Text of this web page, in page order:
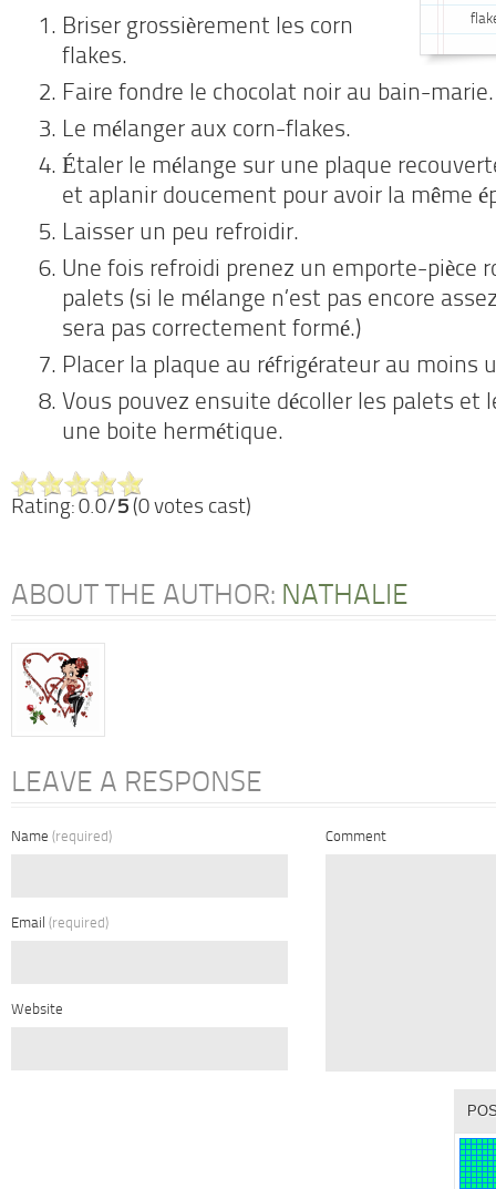
Briser grossièrement les corn
flakes.
Faire fondre le chocolat noir au bain-marie.
Le mélanger aux corn-flakes.
Étaler le mélange sur une plaque
et aplanir doucement pour avoir la même
Laisser un peu refroidir.
Une fois refroidi prenez un emporte-pièce
palets (si le mélange n’est pas encore
sera pas correctement formé.)
Placer la plaque au réfrigérateur au moins
Vous pouvez ensuite décoller les palets et
une boite hermétique.
Rating: 0.0/5 (0 votes cast)
ABOUT THE AUTHOR: NATHALIE
LEAVE A RESPONSE
Name (required)
Email (required)
Website
Comment